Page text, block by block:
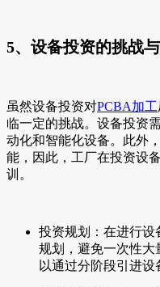
5、设备投资的挑战
虽然设备投资对PCBA加工
临一定的挑战。设备投资
动化和智能化设备。此外
能，因此，工厂在投资设
训。
投资规划：在进行设
规划，避免一次性大
以通过分阶段引进设